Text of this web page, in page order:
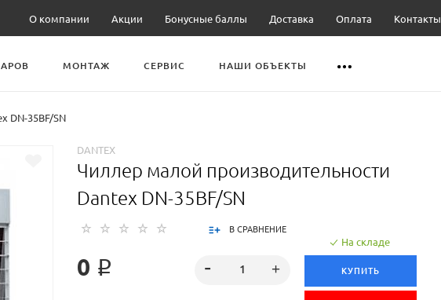
О компании Акции Бонусные баллы Доставка Оплата Контакты
МОНТАЖ СЕРВИС НАШИ ОБЪЕКТЫ
DN-35BF/SN
DANTEX
Чиллер малой производительности
Dantex DN-35BF/SN
В СРАВНЕНИЕ
0 ₽
На складе
КУПИТЬ